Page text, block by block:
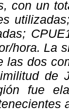
con un
hora. La
las dos
de
fue